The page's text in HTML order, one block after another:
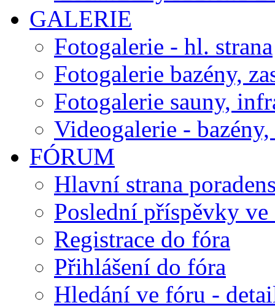
GALERIE
Fotogalerie - hl. strana
Fotogalerie bazény,
Fotogalerie sauny,
Videogalerie - bazény,
FÓRUM
Hlavní strana
Poslední příspěvky
Registrace do fóra
Přihlášení do fóra
Hledání ve fóru -